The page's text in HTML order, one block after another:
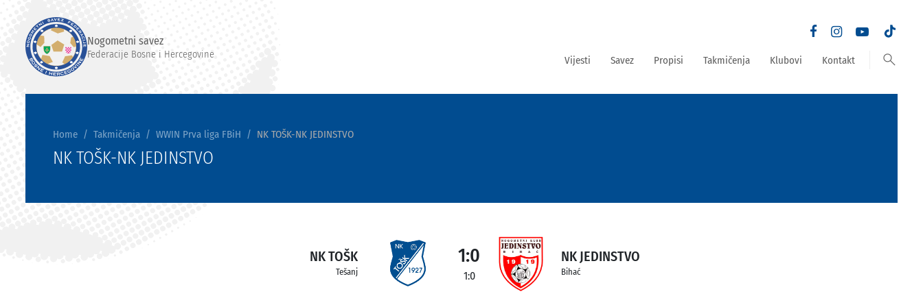
Nogometni savez
Federacije Bosne i Hercegovine Vijesti Savez Propisi Takmičenja Klubovi Kontakt search
Home Takmičenja WWIN Prva liga FBiH NK TOŠK-NK JEDINSTVO
NK TOŠK-NK JEDINSTVO
NK TOŠK
Tešanj
1:0
1:0
NK JEDINSTVO
Bihać